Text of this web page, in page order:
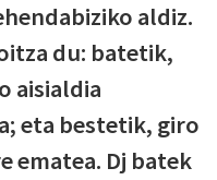
aldiz.
du: batetik,
aisialdia
eta bestetik, giro
ematea. Dj batek